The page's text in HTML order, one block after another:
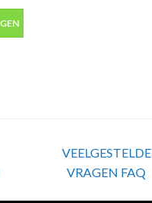
-Montana aantal
VEELGESTELDE
VRAGEN FAQ